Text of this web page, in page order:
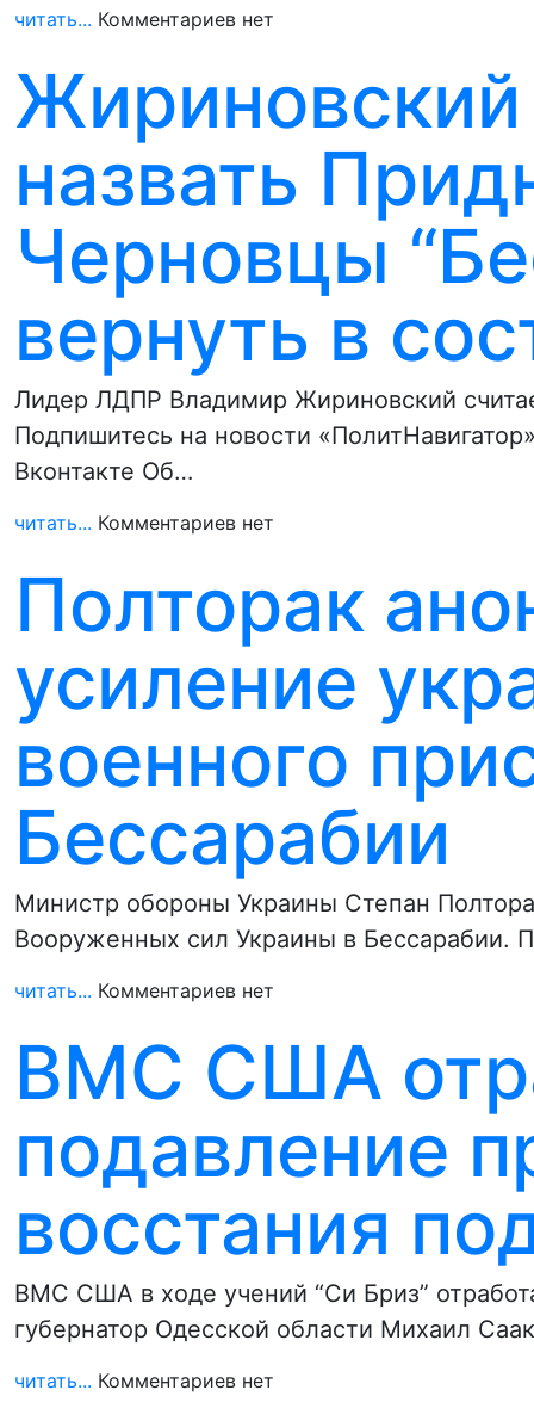
читать... Комментариев нет
Жириновский
назвать
Черновцы
вернуть в
Лидер ЛДПР Владимир Жириновский
Подпишитесь на новости
Вконтакте Об…
читать... Комментариев нет
Полторак
усиление
военного
Бессарабии
Министр обороны Украины Степан
Вооруженных сил Украины в Бессарабии.
читать... Комментариев нет
ВМС США
подавление
восстания
ВМС США в ходе учений “Си Бриз”
губернатор Одесской области Михаил
читать... Комментариев нет